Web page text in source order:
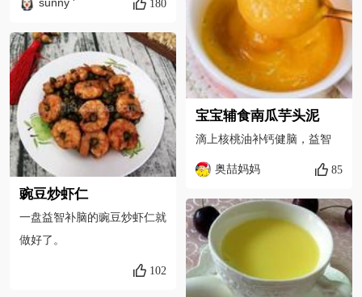
sunny ' 180
豌豆炒虾仁
一盘益智补脑的豌豆炒虾仁就
做好了。
102
宝宝辅食南瓜芋头泥
滴上核桃油补钙健脑，益智
奥喆妈妈 85